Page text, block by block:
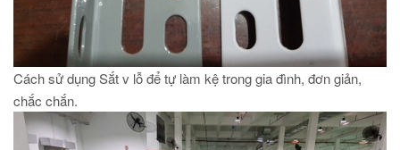
Cách sử dụng Sắt v lỗ để tự làm kệ trong gia đình, đơn giản,
chắc chắn.